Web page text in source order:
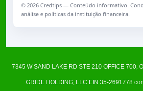
© 2026 Credtips — Conteúdo informativo.
análise e políticas da instituição financeira.
7345 W SAND LAKE RD STE 210 OFFICE 700,
GRIDE HOLDING, LLC EIN 35-2691778